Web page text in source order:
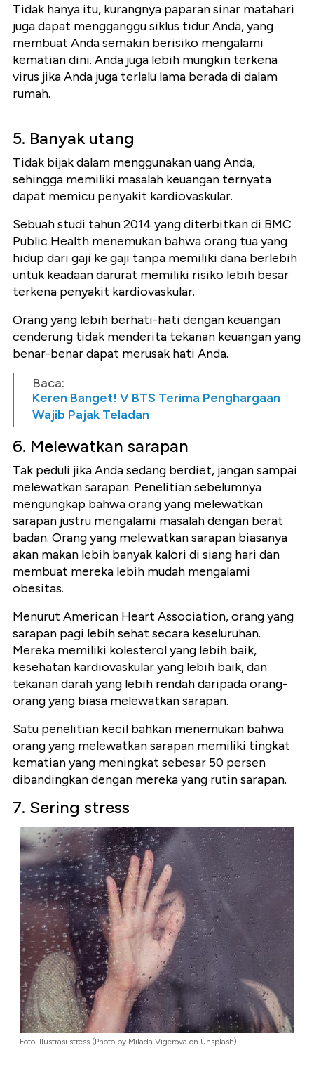
Tidak hanya itu, kurangnya paparan sinar matahari
juga dapat mengganggu siklus tidur Anda, yang
membuat Anda semakin berisiko mengalami
kematian dini. Anda juga lebih mungkin terkena
virus jika Anda juga terlalu lama berada di dalam
rumah.
5. Banyak utang
Tidak bijak dalam menggunakan uang Anda,
sehingga memiliki masalah keuangan ternyata
dapat memicu penyakit kardiovaskular.
Sebuah studi tahun 2014 yang diterbitkan di BMC
Public Health menemukan bahwa orang tua yang
hidup dari gaji ke gaji tanpa memiliki dana berlebih
untuk keadaan darurat memiliki risiko lebih besar
terkena penyakit kardiovaskular.
Orang yang lebih berhati-hati dengan keuangan
cenderung tidak menderita tekanan keuangan yang
benar-benar dapat merusak hati Anda.
Baca:
Keren Banget! V BTS Terima Penghargaan
Wajib Pajak Teladan
6. Melewatkan sarapan
Tak peduli jika Anda sedang berdiet, jangan sampai
melewatkan sarapan. Penelitian sebelumnya
mengungkap bahwa orang yang melewatkan
sarapan justru mengalami masalah dengan berat
badan. Orang yang melewatkan sarapan biasanya
akan makan lebih banyak kalori di siang hari dan
membuat mereka lebih mudah mengalami
obesitas.
Menurut American Heart Association, orang yang
sarapan pagi lebih sehat secara keseluruhan.
Mereka memiliki kolesterol yang lebih baik,
kesehatan kardiovaskular yang lebih baik, dan
tekanan darah yang lebih rendah daripada orang-
orang yang biasa melewatkan sarapan.
Satu penelitian kecil bahkan menemukan bahwa
orang yang melewatkan sarapan memiliki tingkat
kematian yang meningkat sebesar 50 persen
dibandingkan dengan mereka yang rutin sarapan.
7. Sering stress
Foto: Ilustrasi stress (Photo by Milada Vigerova on Unsplash)